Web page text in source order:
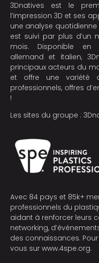
3Dnatives est le
l’impression 3D et ses
une analyse
est suivi par plus d’un
mois. Disponible en
allemand et italien,
principaux acteurs du
et offre une variété
professionnels, offres
!
Les sites du groupe :
Avec 84 pays et 85k+
professionnels du
aidant à renforcer leurs
networking,
des connaissances.
vous sur www.4spe.org.